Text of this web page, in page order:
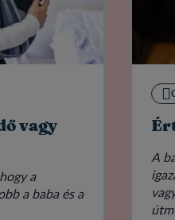
vagy
a
a baba és a
A